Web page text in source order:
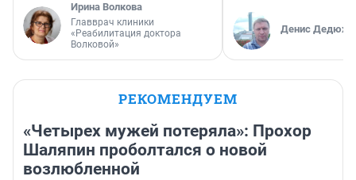
Ирина Волкова
Главврач клиники
«Реабилитация доктора
Волковой»
Денис
РЕКОМЕНДУЕМ
«Четырех мужей потеряла»: Прохор
Шаляпин проболтался о новой
возлюбленной